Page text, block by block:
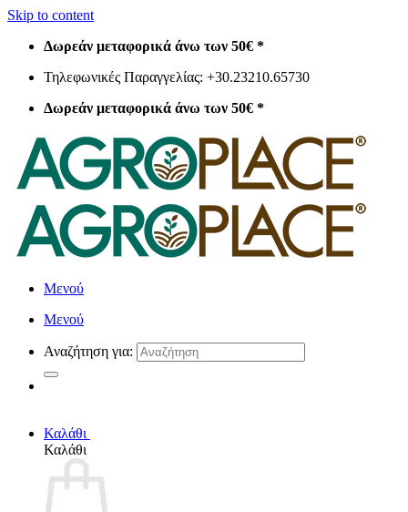
Skip to content
Δωρεάν μεταφορικά άνω των 50€ *
Τηλεφωνικές Παραγγελίας: +30.23210.65730
Δωρεάν μεταφορικά άνω των 50€ *
Μενού
Μενού
Αναζήτηση για:
Καλάθι
Καλάθι